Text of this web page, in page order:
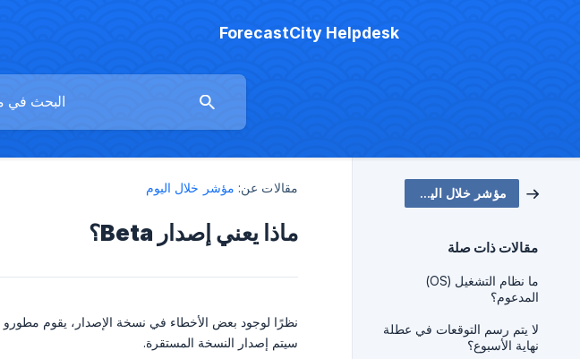
ForecastCity Helpdesk
مؤشر خلال الیوم
مقالات ذات صلة
ما نظام التشغيل (OS)
المدعوم؟
لا يتم رسم التوقعات في عطلة
نهاية الأسبوع؟
مقالات عن: مؤشر خلال الیوم
ماذا يعني إصدار Beta؟
سيتم إصدار النسخة المستقرة.